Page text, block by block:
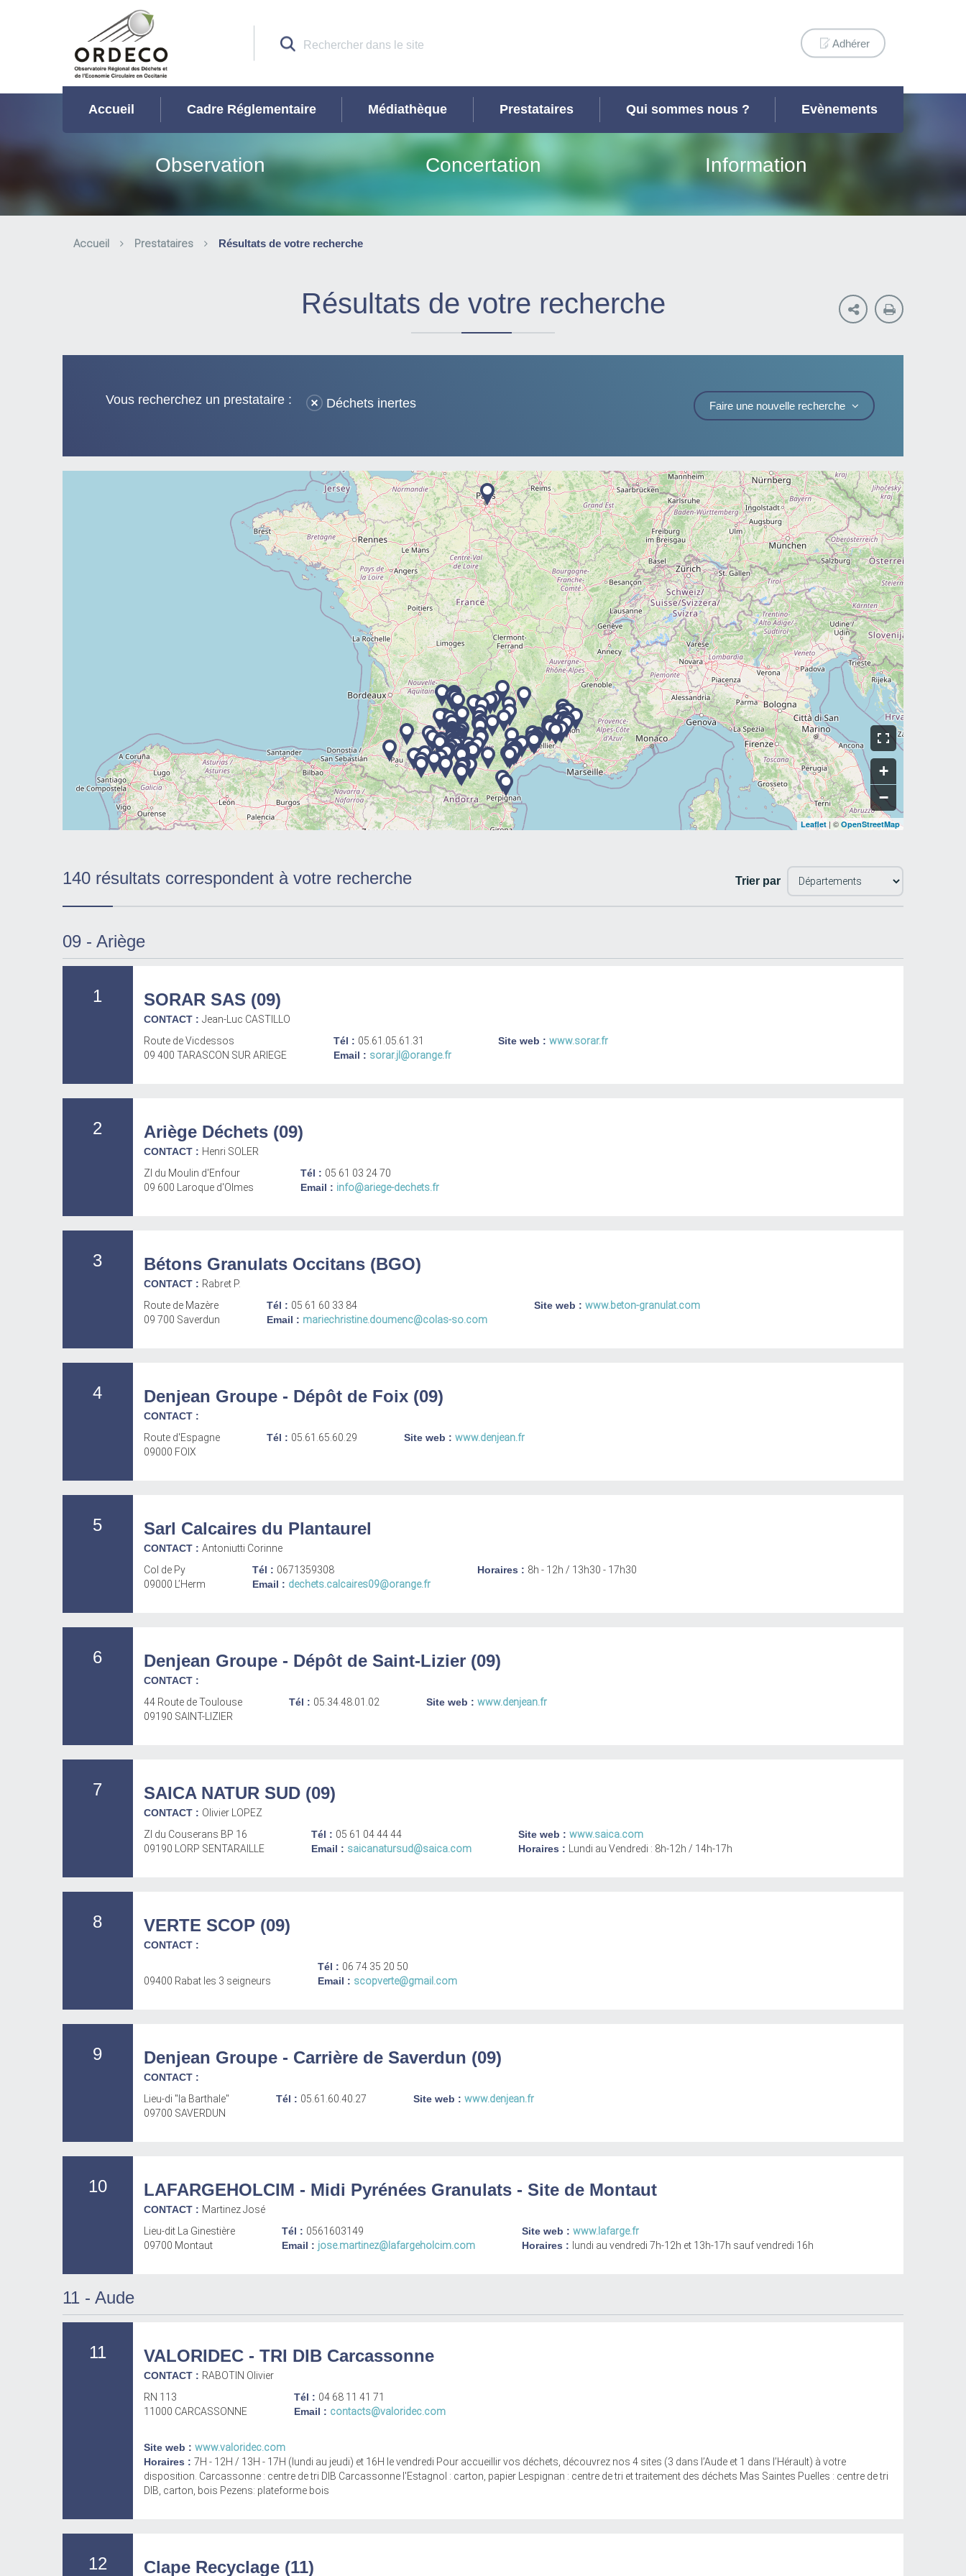
Adhérer
Accueil Cadre Réglementaire Médiathèque Prestataires Qui sommes nous ? Evènements
Observation Concertation Information
Accueil Prestataires Résultats de votre recherche
Résultats de votre recherche
Vous recherchez un prestataire : Déchets inertes Faire une nouvelle recherche
+
−
Leaflet| © OpenStreetMap
140 résultats correspondent à votre recherche Trier par
09 - Ariège
1 SORAR SAS (09)
CONTACT : Jean-Luc CASTILLO
Route de Vicdessos
09 400 TARASCON SUR ARIEGE
Tél : 05.61.05.61.31
Email : sorar.jl@orange.fr
Site web : www.sorar.fr
2 Ariège Déchets (09)
CONTACT : Henri SOLER
ZI du Moulin d'Enfour
09 600 Laroque d'Olmes
Tél : 05 61 03 24 70
Email : info@ariege-dechets.fr
3 Bétons Granulats Occitans (BGO)
CONTACT : Rabret P.
Route de Mazère
09 700 Saverdun
Tél : 05 61 60 33 84
Email : mariechristine.doumenc@colas-so.com
Site web : www.beton-granulat.com
4 Denjean Groupe - Dépôt de Foix (09)
CONTACT :
Route d'Espagne
09000 FOIX
Tél : 05.61.65.60.29 Site web : www.denjean.fr
5 Sarl Calcaires du Plantaurel
CONTACT : Antoniutti Corinne
Col de Py
09000 L’Herm
Tél : 0671359308
Email : dechets.calcaires09@orange.fr
Horaires : 8h - 12h / 13h30 - 17h30
6 Denjean Groupe - Dépôt de Saint-Lizier (09)
CONTACT :
44 Route de Toulouse
09190 SAINT-LIZIER
Tél : 05.34.48.01.02 Site web : www.denjean.fr
7 SAICA NATUR SUD (09)
CONTACT : Olivier LOPEZ
ZI du Couserans BP 16
09190 LORP SENTARAILLE
Tél : 05 61 04 44 44
Email : saicanatursud@saica.com
Site web : www.saica.com
Horaires :
Lundi au Vendredi : 8h-12h / 14h-17h
8 VERTE SCOP (09)
CONTACT :
09400 Rabat les 3 seigneurs
Tél : 06 74 35 20 50
Email : scopverte@gmail.com
9 Denjean Groupe - Carrière de Saverdun (09)
CONTACT :
Lieu-di "la Barthale"
09700 SAVERDUN
Tél : 05.61.60.40.27 Site web : www.denjean.fr
10 LAFARGEHOLCIM - Midi Pyrénées Granulats - Site de Montaut
CONTACT : Martinez José
Lieu-dit La Ginestière
09700 Montaut
Tél : 0561603149
Email : jose.martinez@lafargeholcim.com
Site web : www.lafarge.fr
Horaires : lundi au vendredi 7h-12h et 13h-17h sauf vendredi 16h
11 - Aude
11 VALORIDEC - TRI DIB Carcassonne
CONTACT : RABOTIN Olivier
RN 113
11000 CARCASSONNE
Tél : 04 68 11 41 71
Email : contacts@valoridec.com
Site web : www.valoridec.com
Horaires : 7H - 12H / 13H - 17H (lundi au jeudi) et 16H le vendredi Pour accueillir vos déchets, découvrez nos 4 sites (3 dans l’Aude et 1 dans l’Hérault) à votre
disposition. Carcassonne : centre de tri DIB Carcassonne l'Estagnol : carton, papier Lespignan : centre de tri et traitement des déchets Mas Saintes Puelles : centre de tri
DIB, carton, bois Pezens: plateforme bois
12 Clape Recyclage (11)